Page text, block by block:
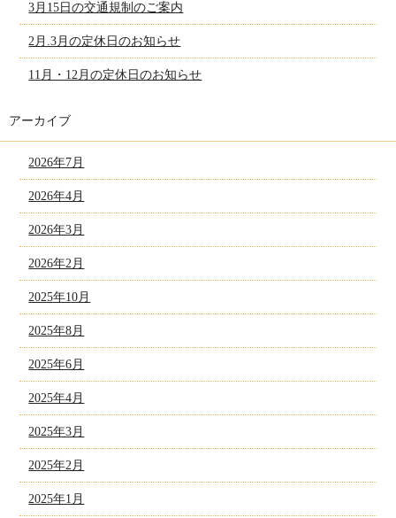
3月15日の交通規制のご案内
2月.3月の定休日のお知らせ
11月・12月の定休日のお知らせ
アーカイブ
2026年7月
2026年4月
2026年3月
2026年2月
2025年10月
2025年8月
2025年6月
2025年4月
2025年3月
2025年2月
2025年1月